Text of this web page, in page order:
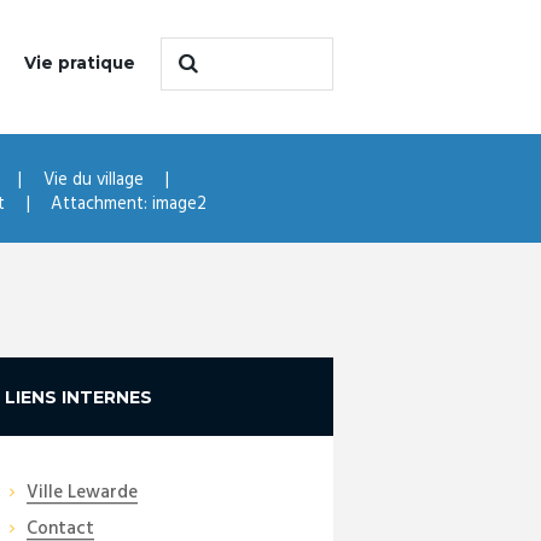
Vie pratique
Vie du village
Attachment: image2
LIENS INTERNES
Ville Lewarde
Contact